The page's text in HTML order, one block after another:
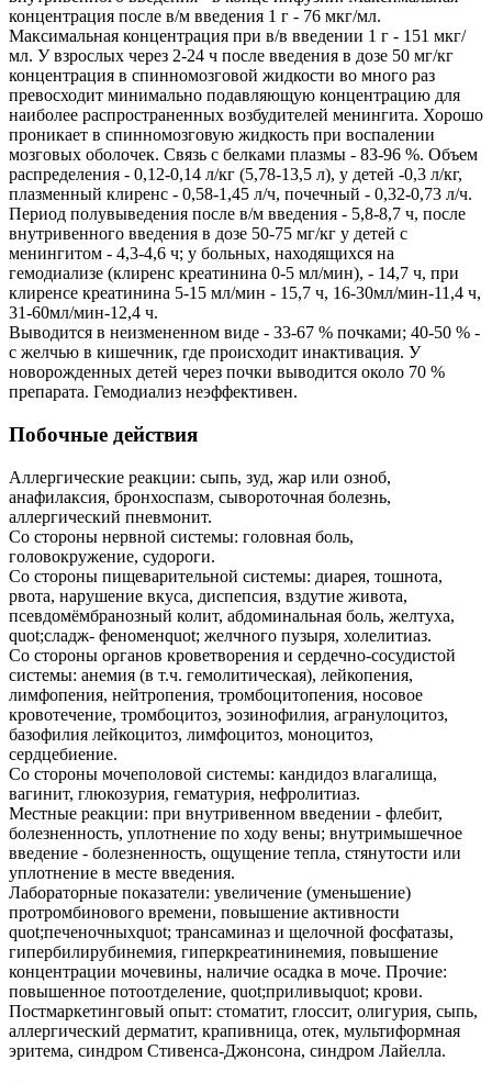
концентрация после в/м введения 1 г - 76 мкг/мл.
Максимальная концентрация при в/в введении 1 г - 151 мкг/
мл. У взрослых через 2-24 ч после введения в дозе 50 мг/кг
концентрация в спинномозговой жидкости во много раз
превосходит минимально подавляющую концентрацию для
наиболее распространенных возбудителей менингита. Хорошо
проникает в спинномозговую жидкость при воспалении
мозговых оболочек. Связь с белками плазмы - 83-96 %. Объем
распределения - 0,12-0,14 л/кг (5,78-13,5 л), у детей -0,3 л/кг,
плазменный клиренс - 0,58-1,45 л/ч, почечный - 0,32-0,73 л/ч.
Период полувыведения после в/м введения - 5,8-8,7 ч, после
внутривенного введения в дозе 50-75 мг/кг у детей с
менингитом - 4,3-4,6 ч; у больных, находящихся на
гемодиализе (клиренс креатинина 0-5 мл/мин), - 14,7 ч, при
клиренсе креатинина 5-15 мл/мин - 15,7 ч, 16-30мл/мин-11,4 ч,
31-60мл/мин-12,4 ч.
Выводится в неизмененном виде - 33-67 % почками; 40-50 % -
с желчью в кишечник, где происходит инактивация. У
новорожденных детей через почки выводится около 70 %
препарата. Гемодиализ неэффективен.
Побочные действия
Аллергические реакции: сыпь, зуд, жар или озноб,
анафилаксия, бронхоспазм, сывороточ­ная болезнь,
аллергический пневмонит.
Со стороны нервной системы: головная боль,
головокружение, судороги.
Со стороны пищеварительной системы: диарея, тошнота,
рвота, нарушение вкуса, диспеп­сия, вздутие живота,
псевдомёмбранозный колит, абдоминальная боль, желтуха,
quot;сладж- феноменquot; желчного пузыря, холелитиаз.
Со стороны органов кроветворения и сердечно-сосудистой
системы: анемия (в т.ч. гемолитическая), лейкопения,
лимфопения, нейтропения, тромбоцитопения, носовое
кровоте­чение, тромбоцитоз, эозинофилия, агранулоцитоз,
базофилия лейкоцитоз, лимфоцитоз, моноцитоз,
сердцебиение.
Со стороны мочеполовой системы: кандидоз влагалища,
вагинит, глюкозурия, гематурия, нефролитиаз.
Местные реакции: при внутривенном введении - флебит,
болезненность, уплотнение по хо­ду вены; внутримышечное
введение - болезненность, ощущение тепла, стянутости или
уп­лотнение в месте введения.
Лабораторные показатели: увеличение (уменьшение)
протромбинового времени, повыше­ние активности
quot;печеночныхquot; трансаминаз и щелочной фосфатазы,
гипербилирубинемия, гиперкреатининемия, повышение
концентрации мочевины, наличие осадка в моче. Прочие:
повышенное потоотделение, quot;приливыquot; крови.
Постмаркетинговый опыт: стоматит, глоссит, олигурия, сыпь,
аллергический дерматит, крапивница, отек, мультиформная
эритема, синдром Стивенса-Джонсона, синдром Лайелла.